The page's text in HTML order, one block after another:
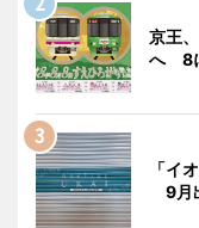
京王
へ 8
「イ
9月